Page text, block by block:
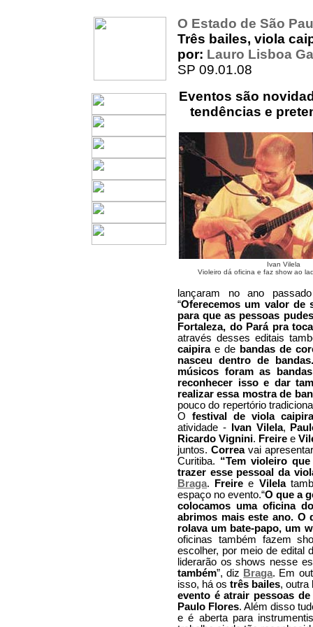
O Estado de São
Três bailes, viola
por: Lauro Lisboa
SP 09.01.08
Eventos são
tendências e
Ivan Vilela
Violeiro dá oficina e faz show ao
lançaram no ano
“Oferecemos um valor de
para que as pessoas
Fortaleza, do Pará pra
através desses editais
caipirae de bandas de
nasceu dentro de
músicos foram as
reconhecer isso e dar
realizar essa mostra de
pouco do repertório
O festival de viola caipira
atividade -
Ivan Vilela,
Ricardo Vignini. Freire e
juntos.Correavai
Curitiba. “Tem violeiro
trazer esse pessoal da
Braga. Freire e Vilela
espaço no evento.“O que a
colocamos uma oficina
abrimos mais este ano. O
rolava um bate-papo, um
oficinas também fazem
escolher, por meio de edital
liderarão os shows nesse
também”, diz Braga. Em
isso, há ostrês bailes, outra
evento é atrair pessoas
Paulo Flores. Além disso
e é aberta para